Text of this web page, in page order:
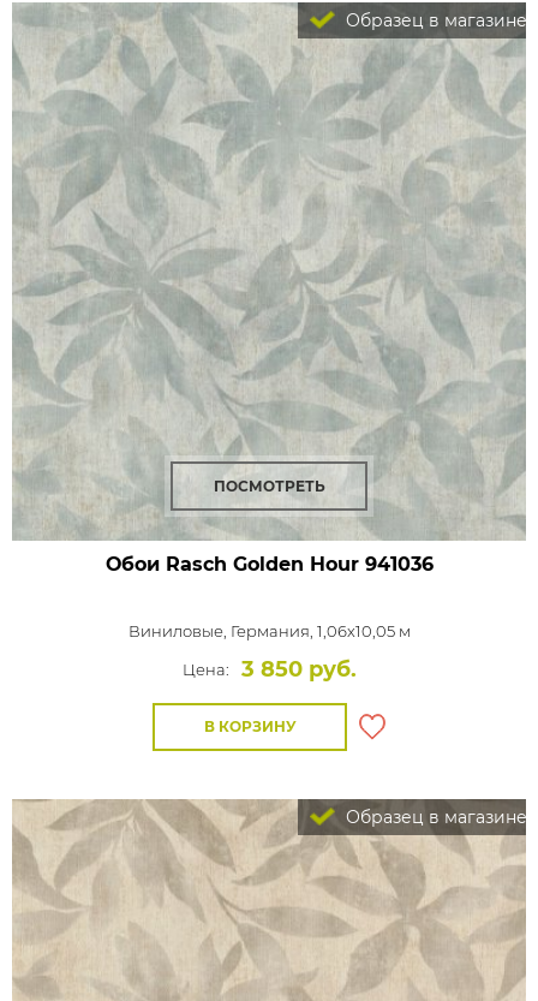
Образец в магазине
ПОСМОТРЕТЬ
Обои Rasch Golden Hour941036
Виниловые, Германия, 1,06x10,05 м
Цена:
3 850 руб.
В КОРЗИНУ
Образец в магазине